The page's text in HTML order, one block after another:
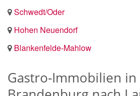
Schwedt/Oder
Hohen Neuendorf
Blankenfelde-Mahlow
Gastro-Immobilien in